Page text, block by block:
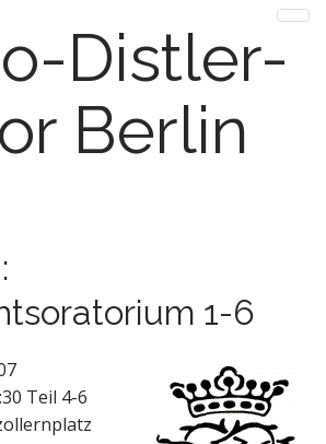
Distler-
Berlin
1-6
Teil 4-6